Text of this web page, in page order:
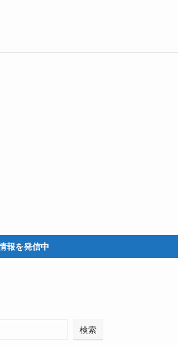
信中
検索